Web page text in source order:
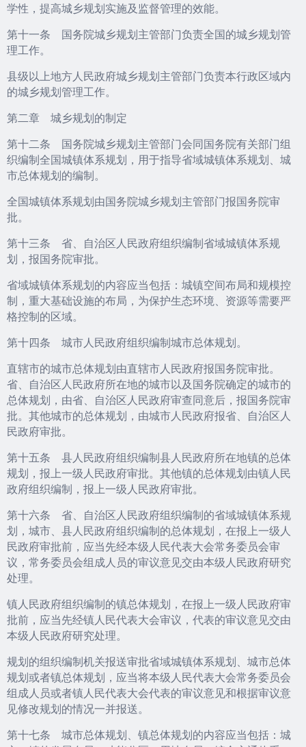
学性，提高城乡规划实施及监督管理的效能。
第十一条 国务院城乡规划主管部门负责全国的城乡规划管
理工作。
县级以上地方人民政府城乡规划主管部门负责本行政区域内
的城乡规划管理工作。
第二章 城乡规划的制定
第十二条 国务院城乡规划主管部门会同国务院有关部门组
织编制全国城镇体系规划，用于指导省域城镇体系规划、城
市总体规划的编制。
全国城镇体系规划由国务院城乡规划主管部门报国务院审
批。
第十三条 省、自治区人民政府组织编制省域城镇体系规
划，报国务院审批。
省域城镇体系规划的内容应当包括：城镇空间布局和规模控
制，重大基础设施的布局，为保护生态环境、资源等需要严
格控制的区域。
第十四条 城市人民政府组织编制城市总体规划。
直辖市的城市总体规划由直辖市人民政府报国务院审批。
省、自治区人民政府所在地的城市以及国务院确定的城市的
总体规划，由省、自治区人民政府审查同意后，报国务院审
批。其他城市的总体规划，由城市人民政府报省、自治区人
民政府审批。
第十五条 县人民政府组织编制县人民政府所在地镇的总体
规划，报上一级人民政府审批。其他镇的总体规划由镇人民
政府组织编制，报上一级人民政府审批。
第十六条 省、自治区人民政府组织编制的省域城镇体系规
划，城市、县人民政府组织编制的总体规划，在报上一级人
民政府审批前，应当先经本级人民代表大会常务委员会审
议，常务委员会组成人员的审议意见交由本级人民政府研究
处理。
镇人民政府组织编制的镇总体规划，在报上一级人民政府审
批前，应当先经镇人民代表大会审议，代表的审议意见交由
本级人民政府研究处理。
规划的组织编制机关报送审批省域城镇体系规划、城市总体
规划或者镇总体规划，应当将本级人民代表大会常务委员会
组成人员或者镇人民代表大会代表的审议意见和根据审议意
见修改规划的情况一并报送。
第十七条 城市总体规划、镇总体规划的内容应当包括：城